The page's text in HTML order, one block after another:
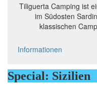
Tiliguerta Camping ist
im Südosten
klassischen
Informationen
Special: Sizilien